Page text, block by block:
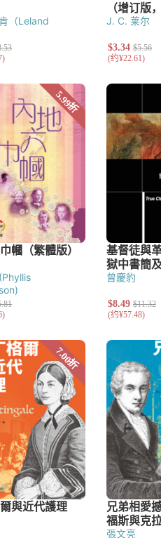
（Leland
J. C. 莱尔
曾慶豹
張文亮